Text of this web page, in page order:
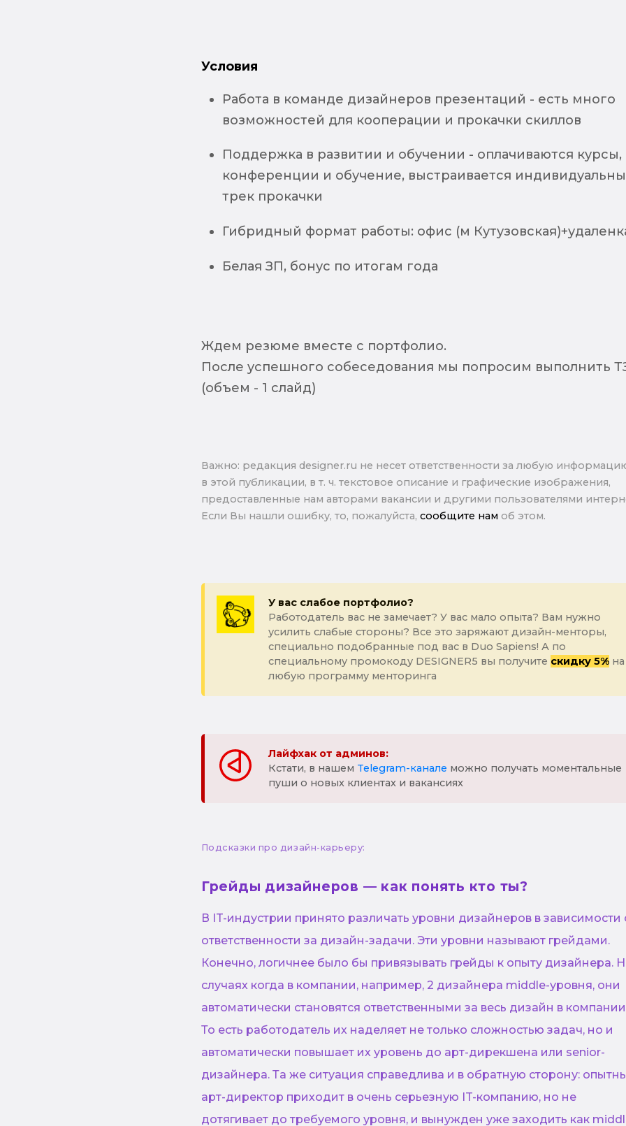
Условия
Работа в команде дизайнеров презентаций - есть много
возможностей для кооперации и прокачки скиллов
Поддержка в развитии и обучении - оплачиваются курсы,
конференции и обучение, выстраивается
трек прокачки
Гибридный формат работы: офис (м
Белая ЗП, бонус по итогам года
Ждем резюме вместе с портфолио.
После успешного собеседования мы попросим выполнить
(объем - 1 слайд)
Важно: pедакция designer.ru не несет ответственности за любую
в этой публикации, в т. ч. текстовое описание и графические изображения,
предоставленные нам авторами вакансии и другими пользователями
Если Вы нашли ошибку, то, пожалуйста, сообщите нам об этом.
У вас слабое портфолио?
Работодатель вас не замечает? У вас мало опыта? Вам нужно
усилить слабые стороны? Все это заряжают дизайн-менторы,
специально подобранные под вас в Duo Sapiens! А по
специальному промокоду DESIGNER5 вы получите скидку 5%на
любую программу менторинга
Лайфхак от админов:
Кстати, в нашем Telegram-канале можно получать моментальные
пуши о новых клиентах и вакансиях
Подсказки про дизайн-карьеру:
Грейды дизайнеров — как понять кто ты?
В IT-индустрии принято различать уровни дизайнеров в зависимости
ответственности за дизайн-задачи. Эти уровни называют грейдами.
Конечно, логичнее было бы привязывать грейды к опыту дизайнера.
случаях когда в компании, например, 2 дизайнера middle-уровня, они
автоматически становятся ответственными за весь дизайн в
То есть работодатель их наделяет не только сложностью задач, но и
автоматически повышает их уровень до арт-дирекшена или senior-
дизайнера. Та же ситуация справедлива и в обратную сторону:
арт-директор приходит в очень серьезную IT-компанию, но не
дотягивает до требуемого уровня, и вынужден уже заходить как